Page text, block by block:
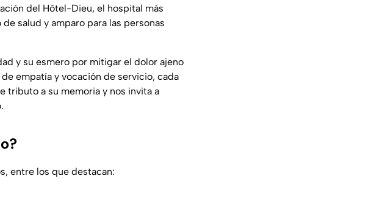
del Hôtel-Dieu, el hospital más
salud y amparo para las personas
y su esmero por mitigar el dolor ajeno
empatía y vocación de servicio, cada
tributo a su memoria y nos invita a
entre los que destacan: